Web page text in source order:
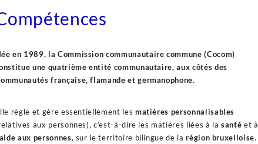
en 1989, la Commission communautaire commune (Cocom)
une quatrième entité communautaire, aux côtés des
française, flamande et germanophone.
règle et gère essentiellement les matières personnalisables
aux personnes), c’est-à-dire les matières liées à lasanté et à
aide aux personnes, sur le territoire bilingue de larégion bruxelloise.